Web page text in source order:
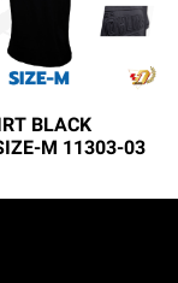
BLACK
M 11303-03